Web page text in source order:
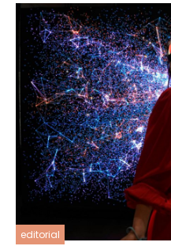
editorial